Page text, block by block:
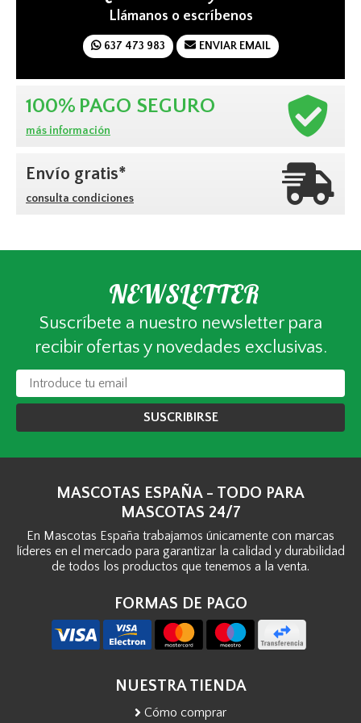
Llámanos o escríbenos
637 473 983 ENVIAR EMAIL
100% PAGO SEGURO
más información
Envío gratis*
consulta condiciones
NEWSLETTER
Suscríbete a nuestro newsletter para
recibir ofertas y novedades exclusivas.
SUSCRIBIRSE
MASCOTAS ESPAÑA - TODO PARA
MASCOTAS 24/7
En Mascotas España trabajamos únicamente con marcas
líderes en el mercado para garantizar la calidad y durabilidad
de todos los productos que tenemos a la venta.
FORMAS DE PAGO
NUESTRA TIENDA
Cómo comprar